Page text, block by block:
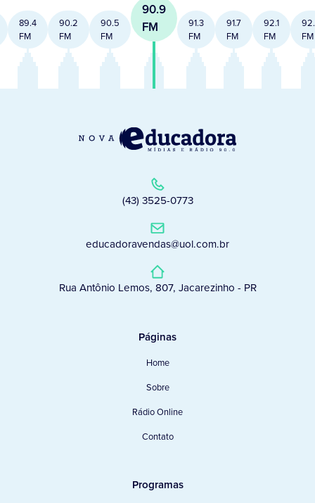
89.4
FM
90.2
FM
90.5
FM
90.9
FM
91.3
FM
91.7
FM
92.1
FM
FM
(43) 3525-0773
educadoravendas@uol.com.br
Rua Antônio Lemos, 807, Jacarezinho - PR
Páginas
Home
Sobre
Rádio Online
Contato
Programas